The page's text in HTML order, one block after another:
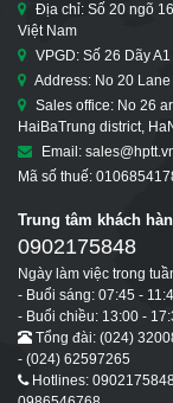
Địa chỉ: Số 20 ngõ
Việt Nam
VPGD: Số 26 Dãy
Address: No 20
Sales office: No 26
HaiBaTrung district,
Email:
Mã số thuế:
Trung tâm khách
0902175848
Ngày làm việc trong
- Buổi sáng: 07:45 -
- Buổi chiều: 13:00 -
Tổng đài: (024)
- (024) 62597265
Hotlines: